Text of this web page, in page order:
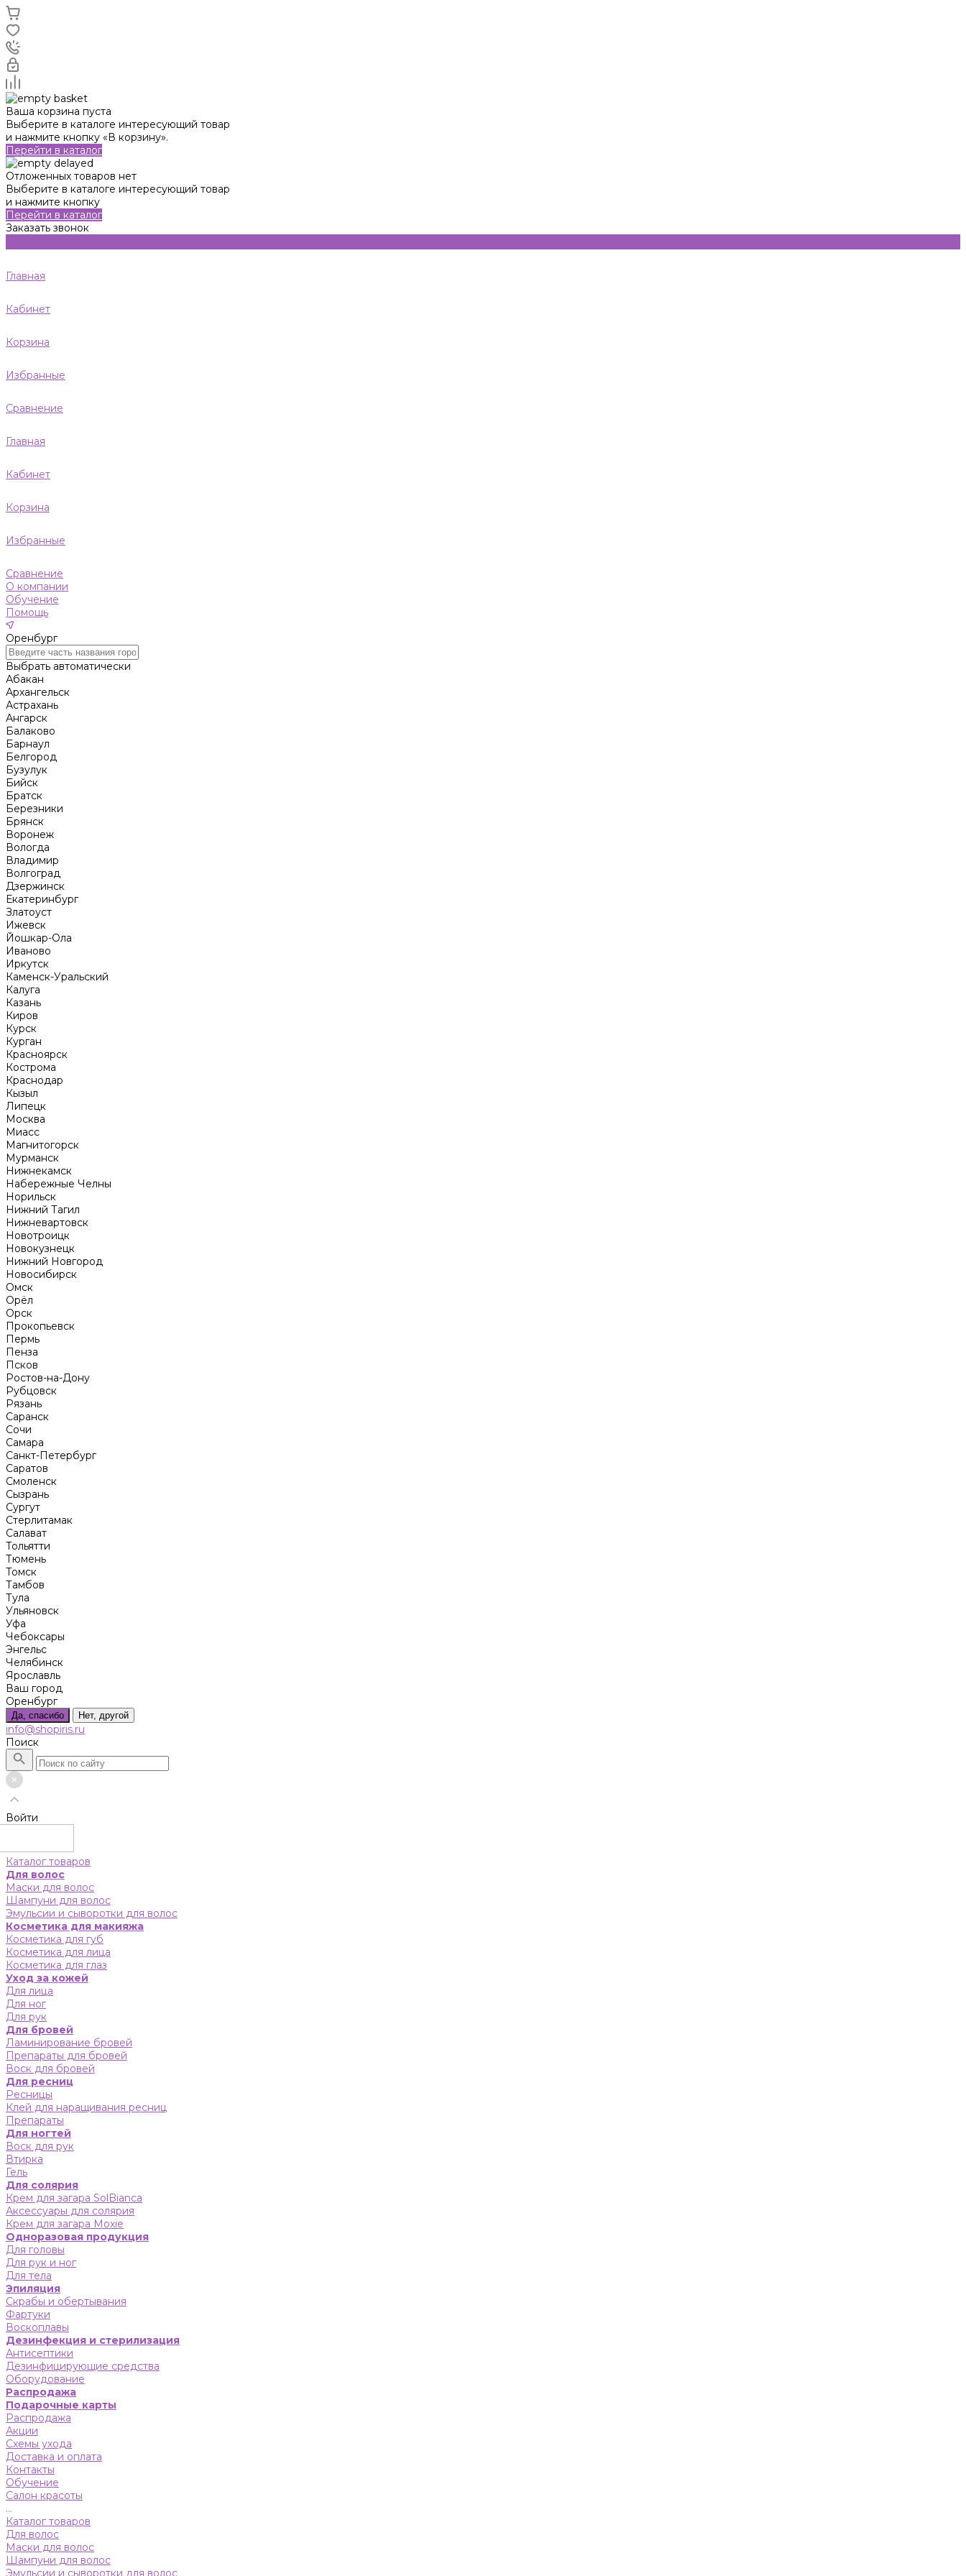
Ваша корзина пуста
Выберите в каталоге интересующий товар
и нажмите кнопку «В корзину».
Перейти в каталог
Отложенных товаров нет
Выберите в каталоге интересующий товар
и нажмите кнопку
Перейти в каталог
Заказать звонок
Главная
Кабинет
Корзина
Избранные
Сравнение
Главная
Кабинет
Корзина
Избранные
Сравнение
О компании
Обучение
Помощь
Оренбург
Выбрать автоматически
Абакан
Архангельск
Астрахань
Ангарск
Балаково
Барнаул
Белгород
Бузулук
Бийск
Братск
Березники
Брянск
Воронеж
Вологда
Владимир
Волгоград
Дзержинск
Екатеринбург
Златоуст
Ижевск
Йошкар-Ола
Иваново
Иркутск
Каменск-Уральский
Калуга
Казань
Киров
Курск
Курган
Красноярск
Кострома
Краснодар
Кызыл
Липецк
Москва
Миасс
Магнитогорск
Мурманск
Нижнекамск
Набережные Челны
Норильск
Нижний Тагил
Нижневартовск
Новотроицк
Новокузнецк
Нижний Новгород
Новосибирск
Омск
Орёл
Орск
Прокопьевск
Пермь
Пенза
Псков
Ростов-на-Дону
Рубцовск
Рязань
Саранск
Сочи
Самара
Санкт-Петербург
Саратов
Смоленск
Сызрань
Сургут
Стерлитамак
Салават
Тольятти
Тюмень
Томск
Тамбов
Тула
Ульяновск
Уфа
Чебоксары
Энгельс
Челябинск
Ярославль
Ваш город
Оренбург
Да, спасибо Нет, другой
info@shopiris.ru
Поиск
Войти
Каталог товаров
Для волос
Маски для волос
Шампуни для волос
Эмульсии и сыворотки для волос
Косметика для макияжа
Косметика для губ
Косметика для лица
Косметика для глаз
Уход за кожей
Для лица
Для ног
Для рук
Для бровей
Ламинирование бровей
Препараты для бровей
Воск для бровей
Для ресниц
Ресницы
Клей для наращивания ресниц
Препараты
Для ногтей
Воск для рук
Втирка
Гель
Для солярия
Крем для загара SolBianca
Аксессуары для солярия
Крем для загара Moxie
Одноразовая продукция
Для головы
Для рук и ног
Для тела
Эпиляция
Скрабы и обертывания
Фартуки
Воскоплавы
Дезинфекция и стерилизация
Антисептики
Дезинфицирующие средства
Оборудование
Распродажа
Подарочные карты
Распродажа
Акции
Схемы ухода
Доставка и оплата
Контакты
Обучение
Салон красоты
...
Каталог товаров
Для волос
Маски для волос
Шампуни для волос
Эмульсии и сыворотки для волос